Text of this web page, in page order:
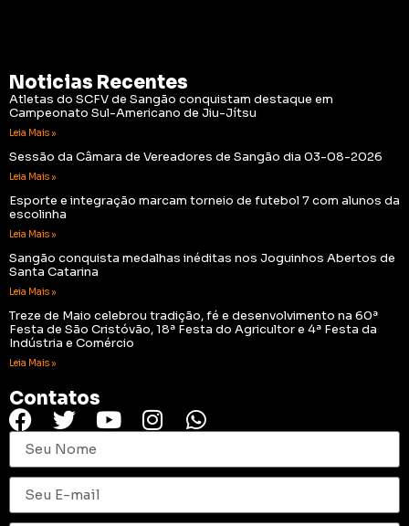
Noticias Recentes
Atletas do SCFV de Sangão conquistam destaque em
Campeonato Sul-Americano de Jiu-Jítsu
Leia Mais »
Sessão da Câmara de Vereadores de Sangão dia 03-08-2026
Leia Mais »
Esporte e integração marcam torneio de futebol 7 com alunos da
escolinha
Leia Mais »
Sangão conquista medalhas inéditas nos Joguinhos Abertos de
Santa Catarina
Leia Mais »
Treze de Maio celebrou tradição, fé e desenvolvimento na 60ª
Festa de São Cristóvão, 18ª Festa do Agricultor e 4ª Festa da
Indústria e Comércio
Leia Mais »
Contatos